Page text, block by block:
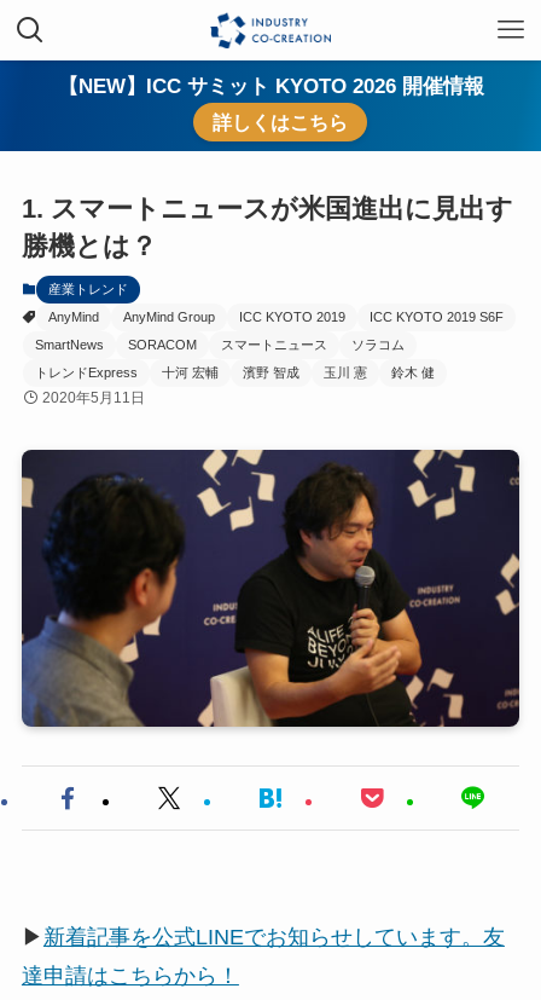
【NEW】ICC サミット KYOTO 2026 開催情報
詳しくはこちら
1. スマートニュースが米国進出に見出す
勝機とは？
産業トレンド
AnyMind
AnyMind Group ICC KYOTO 2019
ICC KYOTO 2019 S6F
SmartNews
SORACOM スマートニュース
ソラコム
トレンドExpress
十河 宏輔 濱野 智成 玉川 憲 鈴木 健
2020年5月11日
▶ 新着記事を公式LINEでお知らせしています。友
達申請はこちらから！